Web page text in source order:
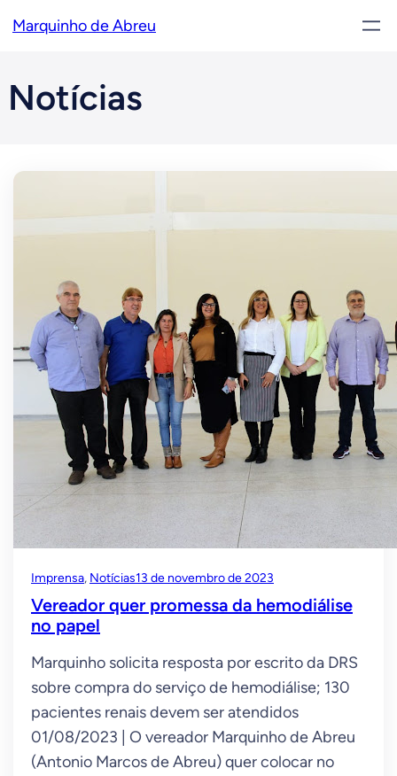
para
conteúdo
Marquinho de Abreu
Notícias
Imprensa, Notícias13 de novembro de 2023
Vereador quer promessa da hemodiálise
no papel
Marquinho solicita resposta por escrito da DRS
sobre compra do serviço de hemodiálise; 130
pacientes renais devem ser atendidos
01/08/2023 | O vereador Marquinho de Abreu
(Antonio Marcos de Abreu) quer colocar no